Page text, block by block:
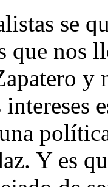
se
que nos
Y es